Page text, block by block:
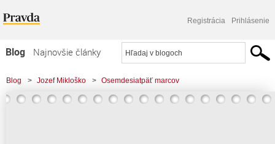
Registrácia Prihlásenie
Blog
Najnovšie články
Najčítanejšie články
Najkomentovanejšie články
Blog > Jozef Mikloško > Osemdesiatpäť marcov